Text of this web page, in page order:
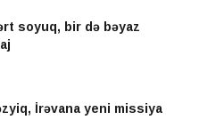
soyuq, bir də bəyaz
İrəvana yeni missiya